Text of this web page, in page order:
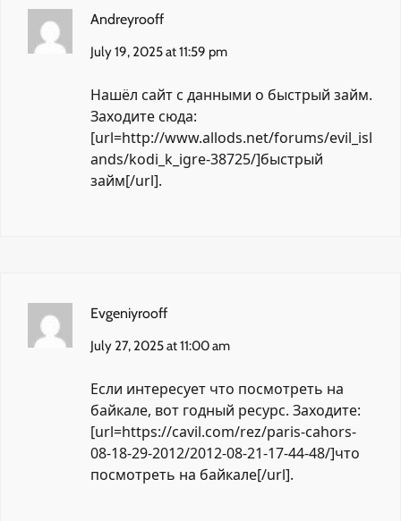
Andreyrooff
July 19, 2025 at 11:59 pm
Нашёл сайт с данными о быстрый займ.
Заходите сюда:
[url=http://www.allods.net/forums/evil_isl
ands/kodi_k_igre-38725/]быстрый
займ[/url].
Evgeniyrooff
July 27, 2025 at 11:00 am
Если интересует что посмотреть на
байкале, вот годный ресурс. Заходите:
[url=https://cavil.com/rez/paris-cahors-
08-18-29-2012/2012-08-21-17-44-48/]что
посмотреть на байкале[/url].